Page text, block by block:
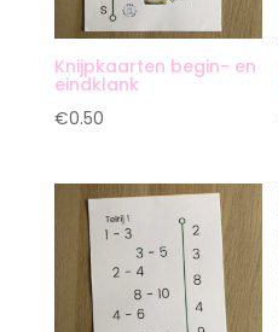
Knijpkaarten begin- en
eindklank
€0.50